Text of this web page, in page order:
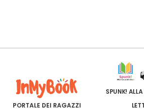
PORTALE DEI RAGAZZI
SPUNK!